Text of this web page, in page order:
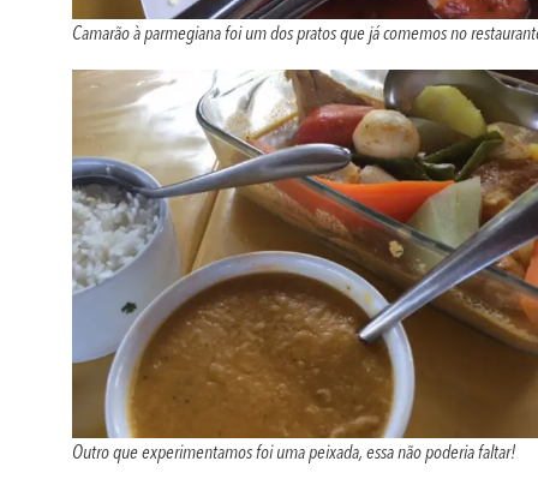
Camarão à parmegiana foi um dos pratos que já comemos no
Outro que experimentamos foi uma peixada, essa não poderia faltar!